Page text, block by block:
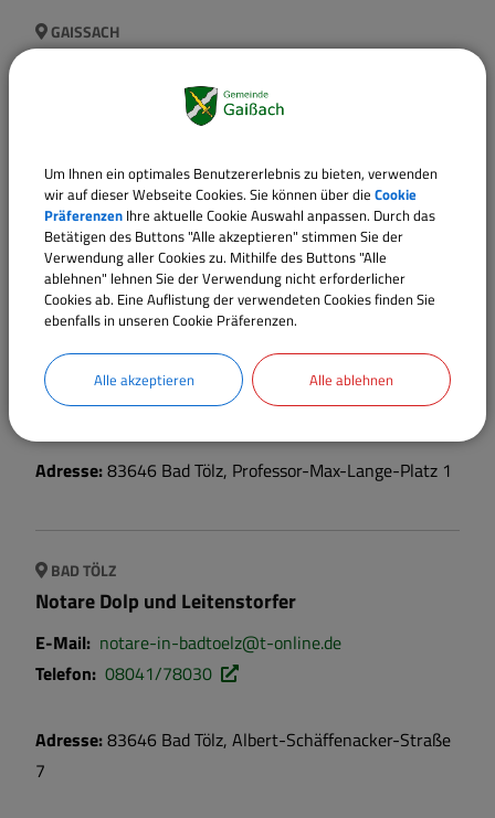
GAISSACH
info@gaissach.de
08041 / 8047-10
Adresse:83674Gaißach,Bahnhofstr. 8
BAD TÖLZ
Landratsamt Bad Tölz - Wolfratshausen
E-Mail: info@lra-toelz.de Telefon: 080415050
Website:www.lra-toelz.de
Adresse:83646 Bad Tölz, Professor-Max-Lange-Platz 1
BAD TÖLZ
Notare Dolp und Leitenstorfer
E-Mail: notare-in-badtoelz@t-online.de
Telefon: 08041/78030
Adresse:83646 Bad Tölz, Albert-Schäffenacker-Straße
7
Um Ihnen ein optimales Benutzererlebnis zu bieten, verwenden
wir auf dieser Webseite Cookies. Sie können über die Cookie
Präferenzen Ihre aktuelle Cookie Auswahl anpassen. Durch das
Betätigen des Buttons "Alle akzeptieren" stimmen Sie der
Verwendung aller Cookies zu. Mithilfe des Buttons "Alle
ablehnen" lehnen Sie der Verwendung nicht erforderlicher
Cookies ab. Eine Auflistung der verwendeten Cookies finden Sie
ebenfalls in unseren Cookie Präferenzen.
Alle akzeptieren Alle ablehnen